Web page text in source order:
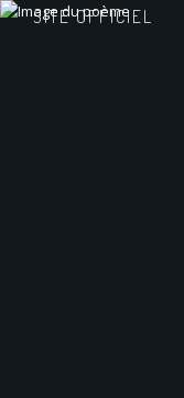
SITE OFFICIEL